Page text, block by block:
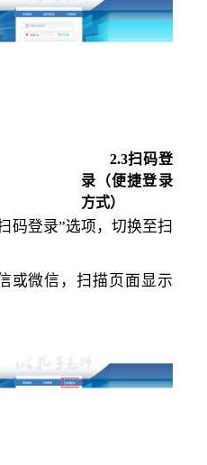
2.3扫码登
录（便捷登录
方式）
码登录”选项，切换至扫
或微信，扫描页面显示